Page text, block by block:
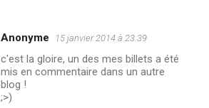
Anonyme 15 janvier 2014 à 23:39
c'est la gloire, un des mes billets a été
mis en commentaire dans un autre
blog !
;>)